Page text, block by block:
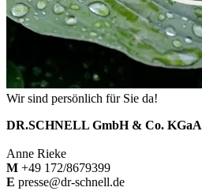
Wir sind persönlich für Sie da!
DR.SCHNELL GmbH & Co. KGaA
Anne Rieke
M +49 172/8679399
E presse@dr-schnell.de